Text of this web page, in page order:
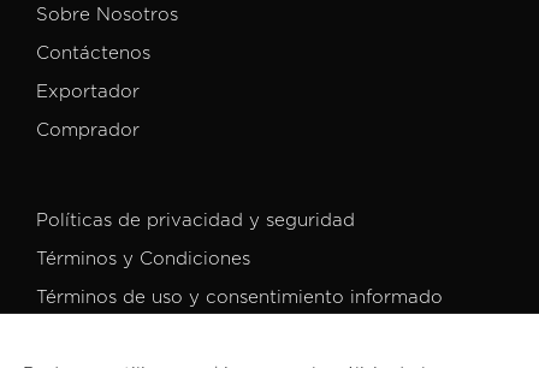
Sobre Nosotros
Contáctenos
Exportador
Comprador
Políticas de privacidad y seguridad
Términos y Condiciones
Términos de uso y consentimiento informado